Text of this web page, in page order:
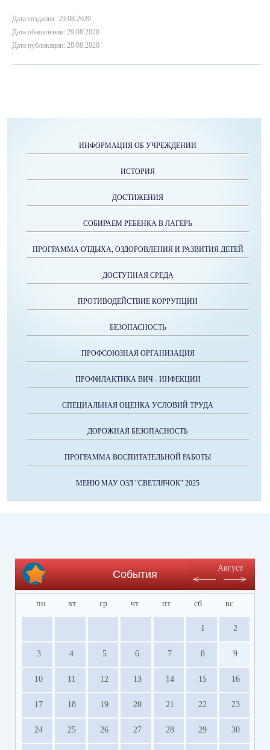
Дата создания: 29.08.2020
Дата обновления: 29.08.2020
Дата публикации: 28.08.2020
ИНФОРМАЦИЯ ОБ УЧРЕЖДЕНИИ
ИСТОРИЯ
ДОСТИЖЕНИЯ
СОБИРАЕМ РЕБЕНКА В ЛАГЕРЬ
ПРОГРАММА ОТДЫХА, ОЗДОРОВЛЕНИЯ И РАЗВИТИЯ ДЕТЕЙ
ДОСТУПНАЯ СРЕДА
ПРОТИВОДЕЙСТВИЕ КОРРУПЦИИ
БЕЗОПАСНОСТЬ
ПРОФСОЮЗНАЯ ОРГАНИЗАЦИЯ
ПРОФИЛАКТИКА ВИЧ - ИНФЕКЦИИ
СПЕЦИАЛЬНАЯ ОЦЕНКА УСЛОВИЙ ТРУДА
ДОРОЖНАЯ БЕЗОПАСНОСТЬ
ПРОГРАММА ВОСПИТАТЕЛЬНОЙ РАБОТЫ
МЕНЮ МАУ ОЗЛ "СВЕТЛЯЧОК" 2025
События
Август
пн вт ср чт пт сб вс
1 2
3 4 5 6 7 8 9
10 11 12 13 14 15 16
17 18 19 20 21 22 23
24 25 26 27 28 29 30